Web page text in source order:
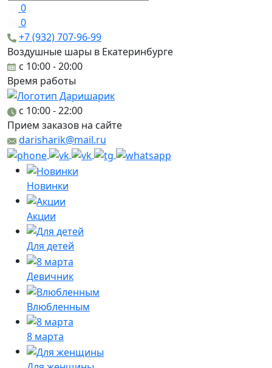
0
0
+7 (932) 707-96-99
Воздушные шары в Екатеринбурге
c 10:00 - 20:00
Время работы
c 10:00 - 22:00
Прием заказов на сайте
darisharik@mail.ru
Новинки
Акции
Для детей
Девичник
Влюбленным
8 марта